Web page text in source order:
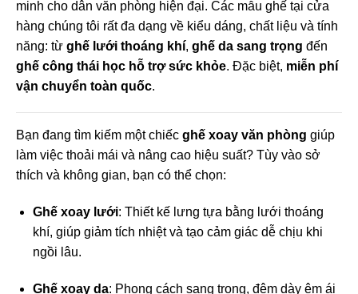
minh cho dân văn phòng hiện đại. Các mẫu ghế tại cửa
hàng chúng tôi rất đa dạng về kiểu dáng, chất liệu và tính
năng: từ ghế lưới thoáng khí, ghế da sang trọng đến
ghế công thái học hỗ trợ sức khỏe. Đặc biệt, miễn phí
vận chuyển toàn quốc.
Bạn đang tìm kiếm một chiếc ghế xoay văn phòng giúp
làm việc thoải mái và nâng cao hiệu suất? Tùy vào sở
thích và không gian, bạn có thể chọn:
Ghế xoay lưới: Thiết kế lưng tựa bằng lưới thoáng
khí, giúp giảm tích nhiệt và tạo cảm giác dễ chịu khi
ngồi lâu.
Ghế xoay da: Phong cách sang trọng, đệm dày êm ái